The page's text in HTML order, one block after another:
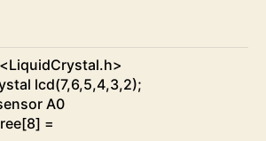
lcd(7,6,5,4,3,2);
A0
[8] =